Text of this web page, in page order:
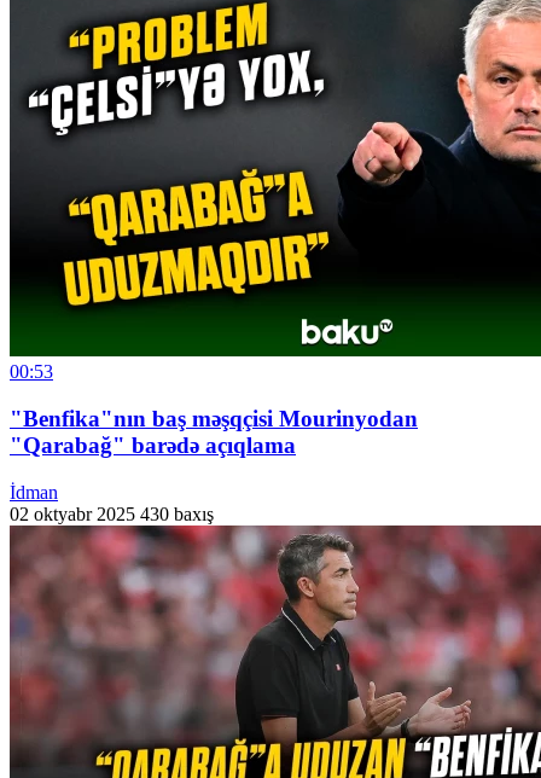
00:53
"Benfika"nın baş məşqçisi Mourinyodan
"Qarabağ" barədə açıqlama
İdman
02 oktyabr 2025 430 baxış